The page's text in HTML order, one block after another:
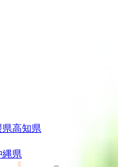
県高知県
縄県